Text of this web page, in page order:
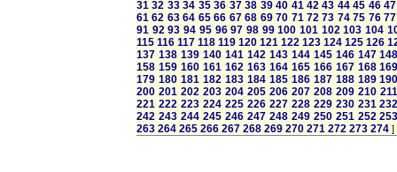
31 32 33 34 35 36 37 38 39 40 41 42 43 44 45 46 47
61 62 63 64 65 66 67 68 69 70 71 72 73 74 75 76 77
91 92 93 94 95 96 97 98 99 100 101 102 103 104
115 116 117 118 119 120 121 122 123 124 125 126
137 138 139 140 141 142 143 144 145 146 147
158 159 160 161 162 163 164 165 166 167 168
179 180 181 182 183 184 185 186 187 188 189
200 201 202 203 204 205 206 207 208 209 210 211
221 222 223 224 225 226 227 228 229 230 231
242 243 244 245 246 247 248 249 250 251 252
263 264 265 266 267 268 269 270 271 272 273 274 ]